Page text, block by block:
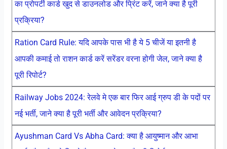
का प्रोपर्टी कार्ड खुद से डाउनलोड और प्रिंट करें, जाने क्या है पूरी
प्रक्रिया?
Ration Card Rule: यदि आपके पास भी है ये 5 चीजें या इतनी है
आपकी कमाई तो राशन कार्ड करें सरेंडर वरना होगी जेल, जाने क्या है
पूरी रिपोर्ट?
Railway Jobs 2024: रेलवे मे एक बार फिर आई ग्रुप डी के पदों पर
नई भर्ती, जाने क्या है पूरी भर्ती और आवेदन प्रक्रिया?
Ayushman Card Vs Abha Card: क्या है आयुष्मान और आभा